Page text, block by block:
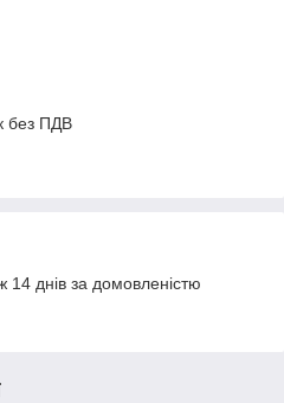
без ПДВ
днів за домовленістю